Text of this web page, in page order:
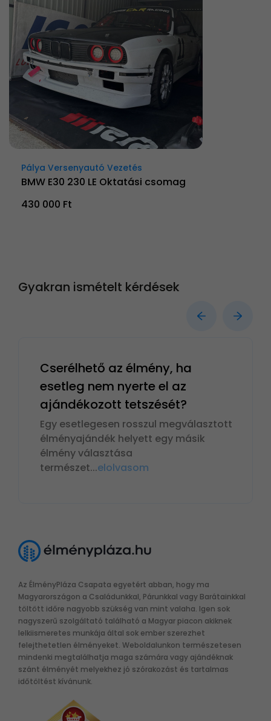
Pálya Versenyautó Vezetés
BMW E30 230 LE Oktatási csomag
430 000 Ft
Gyakran ismételt kérdések
Cserélhető az élmény, ha
esetleg nem nyerte el az
ajándékozott tetszését?
Egy esetlegesen rosszul megválasztott
élményajándék helyett egy másik
élmény választása
természet...elolvasom
Az ÉlményPláza Csapata egyetért abban, hogy ma
Magyarországon a Családunkkal, Párunkkal vagy Barátainkkal
töltött időre nagyobb szükség van mint valaha. Igen sok
nagyszerű szolgáltató található a Magyar piacon akiknek
lelkiismeretes munkája által sok ember szerezhet
felejthetetlen élményeket. Weboldalunkon természetesen
mindenki megtalálhatja maga számára vagy ajándéknak
szánt élményét melyekhez jó szórakozást és tartalmas
időtöltést kívánunk.